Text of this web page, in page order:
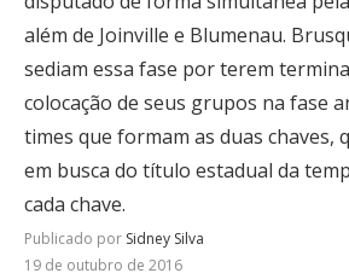
além de Joinville e Blumenau.
sediam essa fase por terem
colocação de seus grupos na fase
times que formam as duas chaves,
em busca do título estadual da
cada chave.
Publicado por Sidney Silva
19 de outubro de 2016